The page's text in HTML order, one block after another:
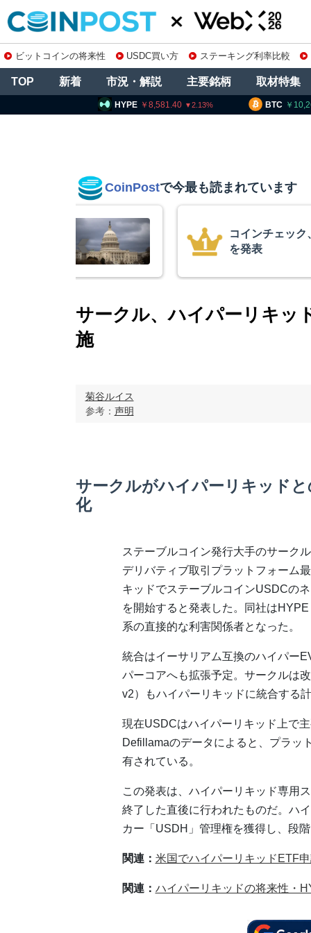
ビットコインの将来性 USDC買い方 ステーキング利率比較
TOP 新着 市況・解説 主要銘柄 取材特集
BTC 10,263,862
CoinPostで今最も読まれています
15年間休眠の
平均取得単価は
サークル、ハイパーリキッ
施
菊谷ルイス
参考： 声明
サークルがハイパーリキッド
化
ステーブルコイン発行大手のサーク
デリバティブ取引プラットフォーム
キッドでステーブルコインUSDCの
を開始すると発表した。同社は
系の直接的な利害関係者となった。
統合はイーサリアム互換のハイパー
パーコアへも拡張予定。サークルは
v2）もハイパーリキッドに統合する
現在USDCはハイパーリキッド上で
Defillamaのデータによると、プラッ
有されている。
この発表は、ハイパーリキッド専用
終了した直後に行われたものだ。ハ
カー「USDH」管理権を獲得し、段
関連： 米国でハイパーリキッドETF
関連： ハイパーリキッドの将来性・